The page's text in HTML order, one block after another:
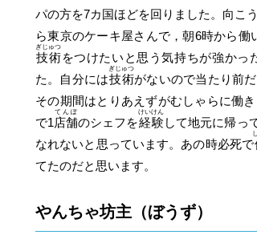
パの方を7カ国ほどを回りました。向こ
ら東京のケーキ屋さんで，朝6時から働
技術
ぎじゅつ
をつけたいと思う気持ちが強かっ
た。自分には技術
ぎじゅつ
がないので当たり前
その期間はとりあえずがむしゃらに働
で1店舗
てんぽ
のシェフを経験
けいけん
して地元に帰っ
なれないと思っています。あの時必死で
てたのだと思います。
やんちゃ坊主（ぼうず）